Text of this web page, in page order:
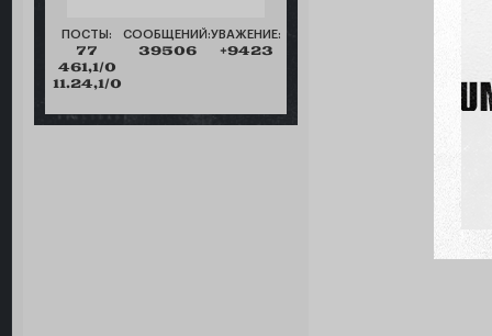
ПОСТЫ:
77
461,1/0
11.24,1/0
СООБЩЕНИЙ:
39506
УВАЖЕНИЕ:
+9423